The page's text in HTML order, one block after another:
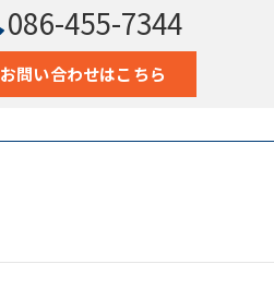
086-455-7344
お問い合わせはこちら